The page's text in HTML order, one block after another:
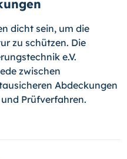
dicht sein, um die
zu schützen. Die
e.V.
zwischen
Abdeckungen
Prüfverfahren.